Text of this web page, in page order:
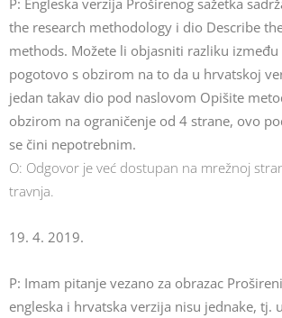
P: Engleska verzija Proširenog sažetka
the research methodology i dio Describe
methods. Možete li objasniti razliku između
pogotovo s obzirom na to da u hrvatskoj
jedan takav dio pod naslovom Opišite
obzirom na ograničenje od 4 strane, ovo
se čini nepotrebnim.
O: Odgovor je već dostupan na mrežnoj
travnja.
19. 4. 2019.
P: Imam pitanje vezano za obrazac
engleska i hrvatska verzija nisu jednake, tj.